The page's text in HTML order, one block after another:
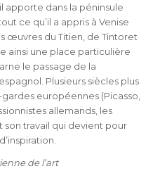
apporte dans la péninsule
ce qu’il a appris à Venise
œuvres du Titien, de Tintoret
ainsi une place particulière
le passage de la
Plusieurs siècles plus
européennes (Picasso,
allemands, les
travail qui devient pour
de l’art